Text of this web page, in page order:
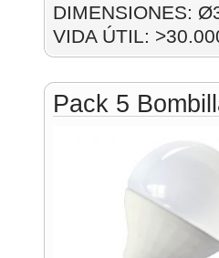
DIMENSIONES:
VIDA ÚTIL:
Pack 5